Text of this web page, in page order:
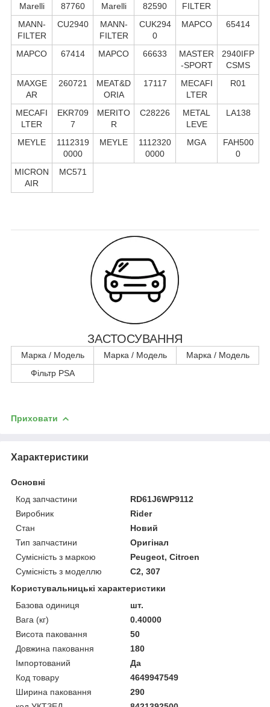
Marelli
87760
Marelli
82590
FILTER
MANN-
FILTER
CU2940
MANN-
FILTER
CUK294
0
MAPCO 65414
MAPCO 67414 MAPCO 66633
MASTER
-SPORT
2940IFP
CSMS
MAXGE
AR
260721
MEAT&D
ORIA
17117
MECAFI
LTER
R01
MECAFI
LTER
EKR709
7
MERITO
R
C28226
METAL
LEVE
LA138
MEYLE
1112319
0000
MEYLE
1112320
0000
MGA
FAH500
0
MICRON
AIR
MC571
ЗАСТОСУВАННЯ
Марка / Модель Марка / Модель
Марка / Модель
Фільтр PSA
Приховати
Характеристики
Основні
Код запчастини
RD61J6WP9112
Виробник
Rider
Стан
Новий
Тип запчастини
Оригінал
Сумісність з маркою
Peugeot, Citroen
Сумісність з моделлю
C2, 307
Користувальницькі характеристики
Базова одиниця
шт.
Вага (кг)
0.40000
Висота паковання
50
Довжина паковання
180
Імпортований
Да
Код товару
4649947549
Ширина паковання
290